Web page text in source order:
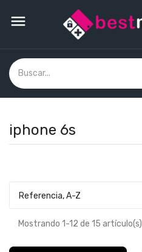

iphone 6s
Referencia, A-Z
Mostrando 1-12 de 15 artículo(s)